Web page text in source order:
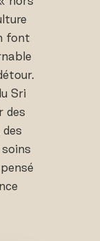
font
Sri
des